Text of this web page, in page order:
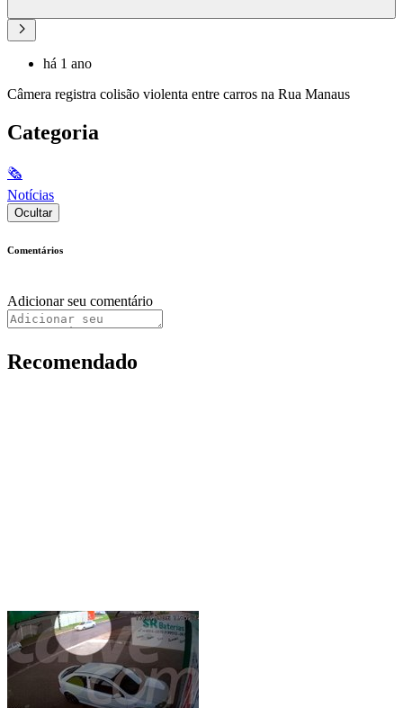
há 1 ano
Câmera registra colisão violenta entre carros na Rua Manaus
Categoria
🗞
Notícias
Ocultar
Comentários
Adicionar seu comentário
Recomendado